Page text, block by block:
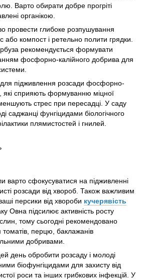
Варто обирати добре прогріті
органікою.
провести глибоке розпушування
або компост і ретельно полити грядки.
рекомендується формувати
фосфорно-калійного добрива для
для підживлення розсади фосфорно-
які сприяють формуванню міцної
стрес при пересадці. У саду
саджанці фунгіцидами біологічного
плямистостей і гнилей.
варто сфокусуватися на підживленні
розсади від хвороб. Також важливим
персики від хвороби кучерявість
Овна підсилює активність росту
тому сьогодні рекомендовано
томатів, перцю, баклажанів
добривами.
день обробити розсаду і молоді
біофунгіцидами для захисту від
роси та інших грибкових інфекцій. У